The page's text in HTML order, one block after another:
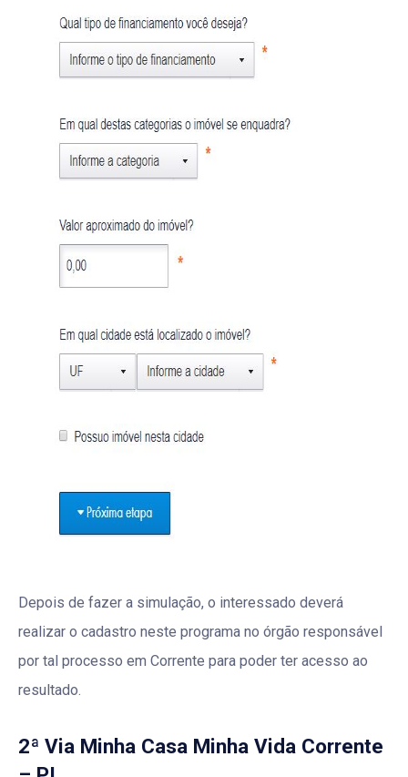
Depois de fazer a simulação, o interessado deverá
realizar o cadastro neste programa no órgão responsável
por tal processo em Corrente para poder ter acesso ao
resultado.
2ª Via Minha Casa Minha Vida Corrente